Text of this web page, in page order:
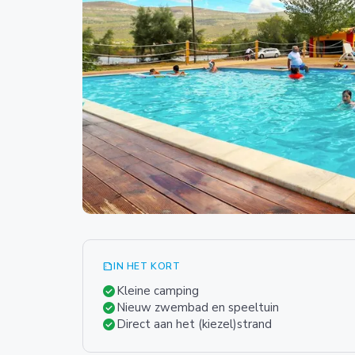
summarizeIN HET KORT
check_circleKleine camping
check_circleNieuw zwembad en speeltuin
check_circleDirect aan het (kiezel)strand